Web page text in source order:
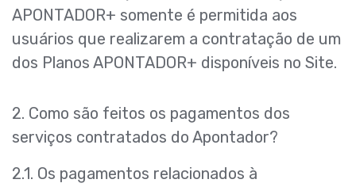
APONTADOR+ somente é permitida aos
usuários que realizarem a contratação de um
dos Planos APONTADOR+ disponíveis no Site.
2. Como são feitos os pagamentos dos
serviços contratados do Apontador?
2.1. Os pagamentos relacionados à